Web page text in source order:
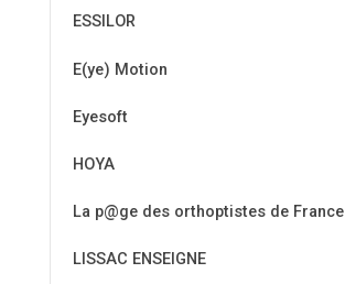
ESSILOR
E(ye) Motion
Eyesoft
HOYA
La p@ge des orthoptistes de France
LISSAC ENSEIGNE